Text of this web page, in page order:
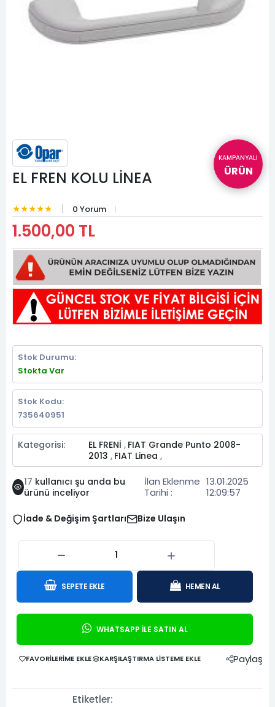
KAMPANYALI
ÜRÜN
EL FREN KOLU LİNEA
★★★★★ 0 Yorum
1.500,00 TL
Stok Durumu:
Stokta Var
Stok Kodu:
735640951
Kategorisi: EL FRENİ , FIAT Grande Punto 2008-
2013 , FIAT Linea ,
17 kullanıcı şu anda bu
ürünü inceliyor
İlan Eklenme
Tarihi :
13.01.2025
12:09:57
İade & Değişim Şartları Bize Ulaşın
SEPETE EKLE HEMEN AL
WHATSAPP İLE SATIN AL
FAVORILERIME EKLE KARŞILAŞTIRMA LISTEME EKLE Paylaş
Etiketler: